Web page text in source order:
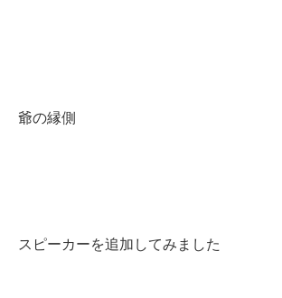
爺の縁側
スピーカーを追加してみました